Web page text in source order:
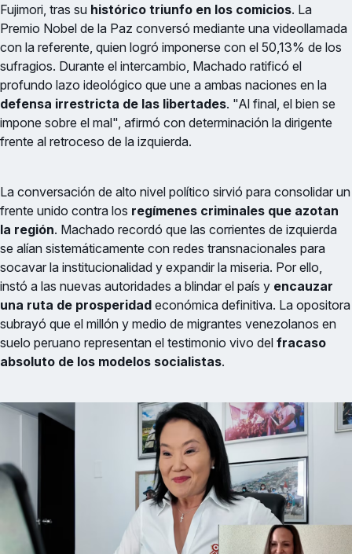
Fujimori, tras su histórico triunfo en los comicios. La
Premio Nobel de la Paz conversó mediante una videollamada
con la referente, quien logró imponerse con el 50,13% de los
sufragios. Durante el intercambio, Machado ratificó el
profundo lazo ideológico que une a ambas naciones en la
defensa irrestricta de las libertades. "Al final, el bien se
impone sobre el mal", afirmó con determinación la dirigente
frente al retroceso de la izquierda.
La conversación de alto nivel político sirvió para consolidar un
frente unido contra los regímenes criminales que azotan
la región. Machado recordó que las corrientes de izquierda
se alían sistemáticamente con redes transnacionales para
socavar la institucionalidad y expandir la miseria. Por ello,
instó a las nuevas autoridades a blindar el país y encauzar
una ruta de prosperidad económica definitiva. La opositora
subrayó que el millón y medio de migrantes venezolanos en
suelo peruano representan el testimonio vivo del fracaso
absoluto de los modelos socialistas.